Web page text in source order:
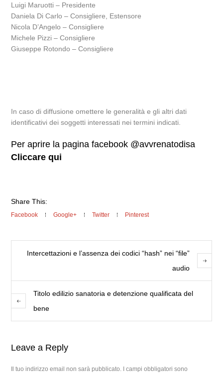
Luigi Maruotti – Presidente
Daniela Di Carlo – Consigliere, Estensore
Nicola D’Angelo – Consigliere
Michele Pizzi – Consigliere
Giuseppe Rotondo – Consigliere
In caso di diffusione omettere le generalità e gli altri dati
identificativi dei soggetti interessati nei termini indicati.
Per aprire la pagina facebook @avvrenatodisa
Cliccare qui
Share This:
Facebook Google+ Twitter Pinterest
Intercettazioni e l’assenza dei codici “hash” nei “file”
audio
Titolo edilizio sanatoria e detenzione qualificata del
bene
Leave a Reply
Il tuo indirizzo email non sarà pubblicato.
I campi obbligatori sono